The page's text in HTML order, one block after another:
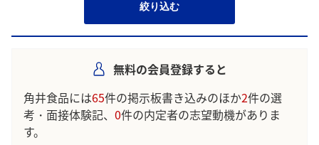
絞り込む
無料の会員登録すると
角井食品には65件の掲示板書き込みのほか2件の選
考・面接体験記、 0件の内定者の志望動機がありま
す。